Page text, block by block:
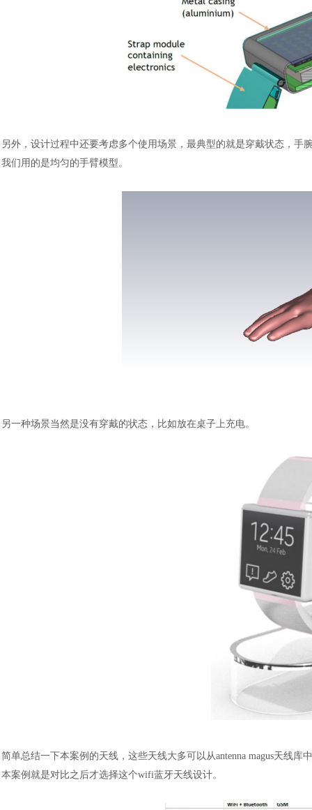
另外，设计过程中还要考虑多个使用场景，最典型的就是穿戴状态，
我们用的是均匀的手臂模型。
另一种场景当然是没有穿戴的状态，比如放在桌子上充电。
简单总结一下本案例的天线，这些天线大多可以从antenna magus天线
本案例就是对比之后才选择这个wifi蓝牙天线设计。